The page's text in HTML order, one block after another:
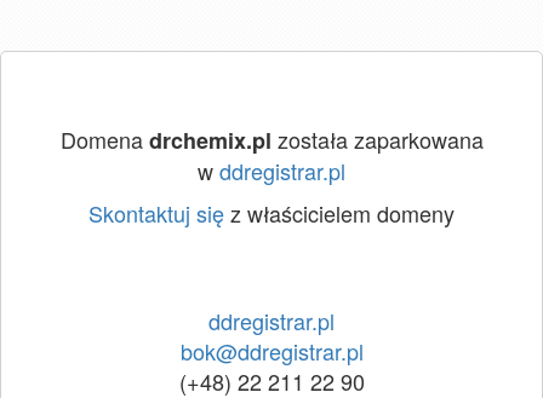
Domenadrchemix.pl została zaparkowana
wddregistrar.pl
Skontaktuj sięz właścicielem domeny
ddregistrar.pl
bok@ddregistrar.pl
(+48) 22 211 22 90